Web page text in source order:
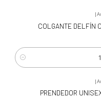
|
COLGANTE DELFÍN
Cantidad
|
PRENDEDOR